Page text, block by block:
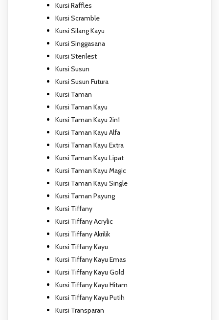
Kursi Raffles
Kursi Scramble
Kursi Silang Kayu
Kursi Singgasana
Kursi Stenlest
Kursi Susun
Kursi Susun Futura
Kursi Taman
Kursi Taman Kayu
Kursi Taman Kayu 2in1
Kursi Taman Kayu Alfa
Kursi Taman Kayu Extra
Kursi Taman Kayu Lipat
Kursi Taman Kayu Magic
Kursi Taman Kayu Single
Kursi Taman Payung
Kursi Tiffany
Kursi Tiffany Acrylic
Kursi Tiffany Akrilik
Kursi Tiffany Kayu
Kursi Tiffany Kayu Emas
Kursi Tiffany Kayu Gold
Kursi Tiffany Kayu Hitam
Kursi Tiffany Kayu Putih
Kursi Transparan